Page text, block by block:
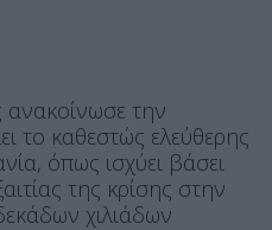
ανακοίνωσε την
το καθεστώς ελεύθερης
όπως ισχύει βάσει
της κρίσης στην
χιλιάδων